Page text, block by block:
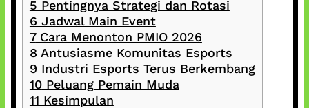
5 Pentingnya Strategi dan Rotasi
6 Jadwal Main Event
7Cara Menonton PMIO 2026
8 Antusiasme Komunitas Esports
9 Industri Esports Terus Berkembang
10Peluang Pemain Muda
11 Kesimpulan